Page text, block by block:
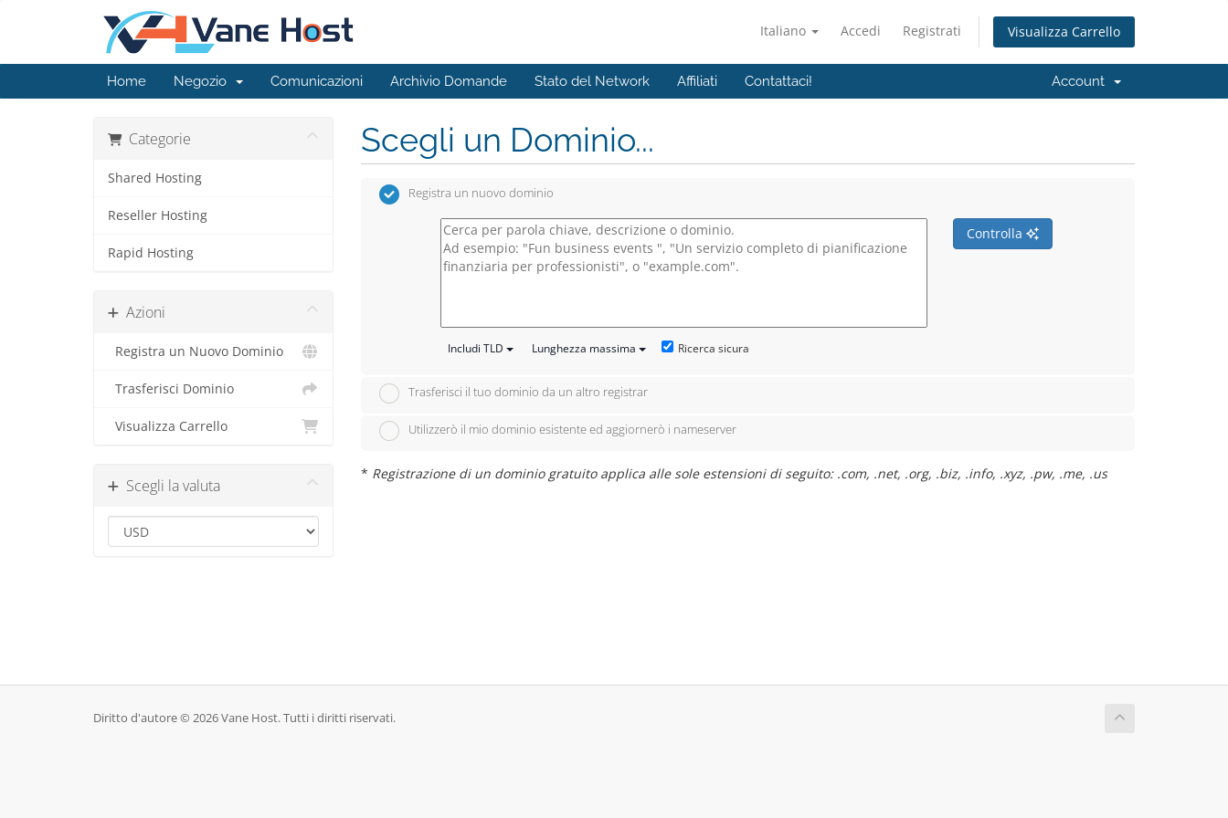
Italiano Accedi Registrati Visualizza Carrello
Home Negozio Comunicazioni Archivio Domande Stato del Network Affiliati Contattaci! Account
Categorie
Shared Hosting
Reseller Hosting
Rapid Hosting
Azioni
Registra un Nuovo Dominio
Trasferisci Dominio
Visualizza Carrello
Scegli la valuta
Scegli un Dominio...
Registra un nuovo dominio
Controlla
Includi TLD Lunghezza massima Ricerca sicura
Trasferisci il tuo dominio da un altro registrar
Utilizzerò il mio dominio esistente ed aggiornerò i nameserver
* Registrazione di un dominio gratuito applica alle sole estensioni di seguito: .com, .net, .org, .biz, .info, .xyz, .pw, .me, .us
Diritto d'autore © 2026 Vane Host. Tutti i diritti riservati.